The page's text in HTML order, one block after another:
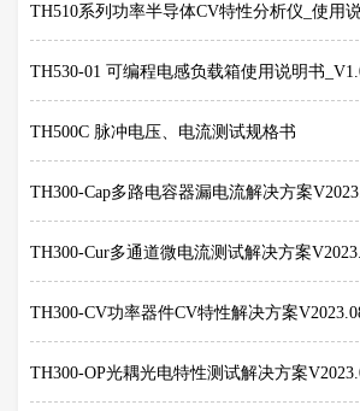
TH500C 脉冲电压、电流测试规格书
TH300-CV功率器件CV特性解决方案